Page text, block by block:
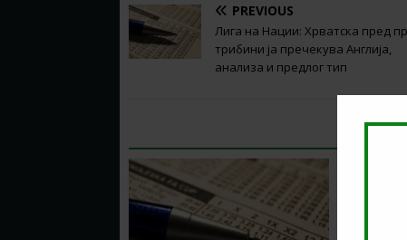
PREVIOUS
Лига на Нации: Хрватска пред
трибини ја пречекува Англија,
анализа и предлог тип